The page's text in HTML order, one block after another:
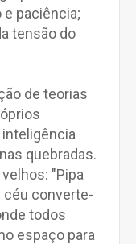
e paciência;
tensão do
de teorias
quebradas.
"Pipa
céu converte-
todos
espaço para